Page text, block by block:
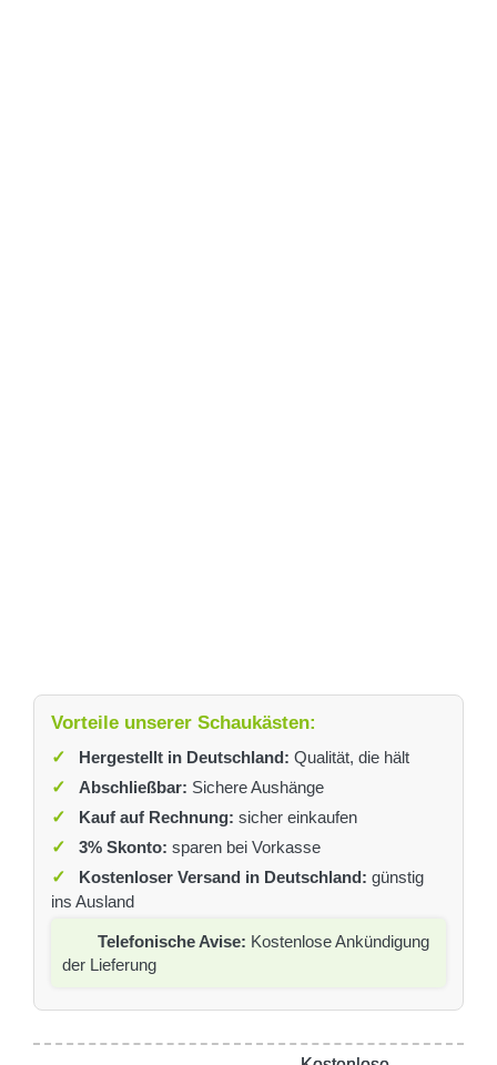
Vorteile unserer Schaukästen:
✓ Hergestellt in Deutschland: Qualität, die hält
✓
Abschließbar: Sichere Aushänge
✓
Kauf auf Rechnung: sicher einkaufen
✓
3% Skonto: sparen bei Vorkasse
✓
Kostenloser Versand in Deutschland: günstig
ins Ausland
Telefonische Avise: Kostenlose Ankündigung
der Lieferung